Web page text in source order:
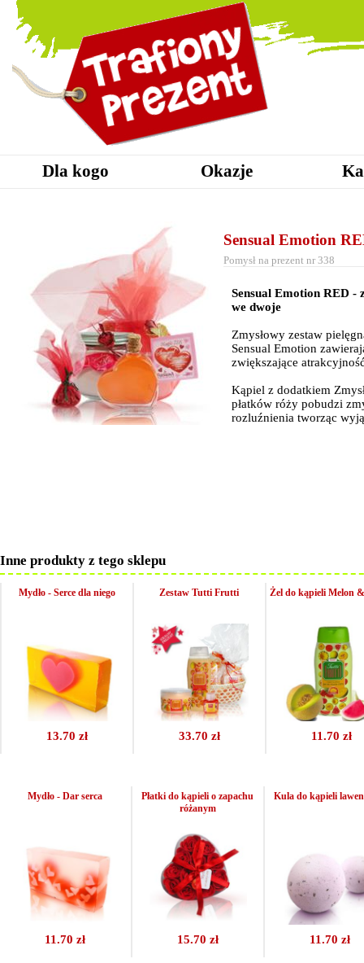
Dla kogo Okazje
Sensual Emotion
Pomysł na prezent nr 338
Sensual Emotion RED -
we dwoje
Zmysłowy zestaw
Sensual Emotion
zwiększające
Kąpiel z dodatkiem
płatków róży pobudzi
rozluźnienia tworząc
Inne produkty z tego sklepu
13.70 zł
Mydło - Serce dla niego
33.70 zł
Zestaw Tutti Frutti
11.70 zł
Żel do kąpieli Melon
11.70 zł
Mydło - Dar serca
15.70 zł
Płatki do kąpieli o zapachu
różanym
11.70 zł
Kula do kąpieli